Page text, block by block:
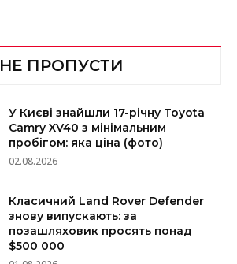
НЕ ПРОПУСТИ
У Києві знайшли 17-річну Toyota
Camry XV40 з мінімальним
пробігом: яка ціна (фото)
02.08.2026
Класичний Land Rover Defender
знову випускають: за
позашляховик просять понад
$500 000